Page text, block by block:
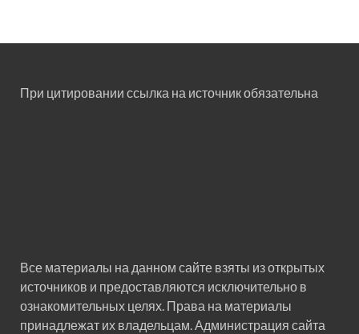
При цитировании ссылка на источник обязательна
Все материалы на данном сайте взяты из открытых
источников и предоставляются исключительно в
ознакомительных целях. Права на материалы
принадлежат их владельцам. Администрация сайта